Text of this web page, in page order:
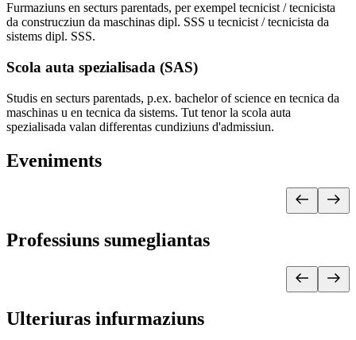
Furmaziuns en secturs parentads, per exempel tecnicist / tecnicista
da construcziun da maschinas dipl. SSS u tecnicist / tecnicista da
sistems dipl. SSS.
Scola auta spezialisada (SAS)
Studis en secturs parentads, p.ex. bachelor of science en tecnica da
maschinas u en tecnica da sistems. Tut tenor la scola auta
spezialisada valan differentas cundiziuns d'admissiun.
Eveniments
Professiuns sumegliantas
Ulteriuras infurmaziuns